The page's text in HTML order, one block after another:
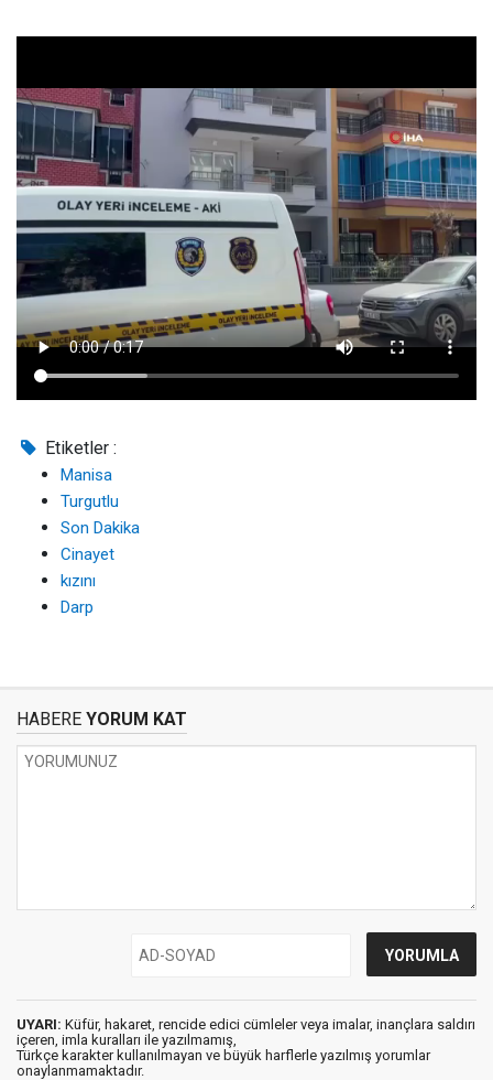
Etiketler :
Manisa
Turgutlu
Son Dakika
Cinayet
kızını
Darp
HABERE YORUM KAT
UYARI: Küfür, hakaret, rencide edici cümleler veya imalar, inançlara saldırı
içeren, imla kuralları ile yazılmamış,
Türkçe karakter kullanılmayan ve büyük harflerle yazılmış yorumlar
onaylanmamaktadır.